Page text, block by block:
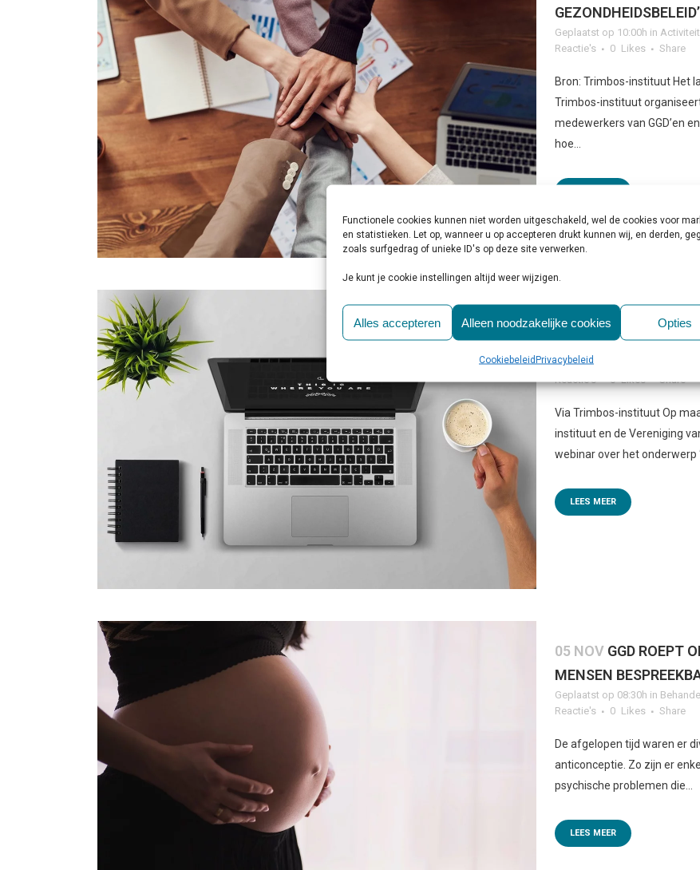
Functionele cookies kunnen niet worden uitgeschakeld, wel de cookies voor
en statistieken. Let op, wanneer u op accepteren drukt kunnen wij, en derden,
zoals surfgedrag of unieke ID's op deze site verwerken.
Je kunt je cookie instellingen altijd weer wijzigen.
Alles accepteren Alleen noodzakelijke cookies Opties
CookiebeleidPrivacybeleid
Geplaatst op 10:00h in
Reactie's
0 Likes Share
Bron: Trimbos-instituut Het
Trimbos-instituut
medewerkers van GGD’en
hoe...
08 DECGRATIS
GEMEENTEN’
Geplaatst op 10:00h
Reactie's
0 Likes Share
Via Trimbos-instituut Op
instituut en de Vereniging
webinar over het onderwerp
LEES MEER
05 NOV GGD ROEPT
MENSEN
Geplaatst op 08:30h in
Reactie's
0 Likes Share
De afgelopen tijd waren er
anticonceptie. Zo zijn er
psychische problemen die...
LEES MEER